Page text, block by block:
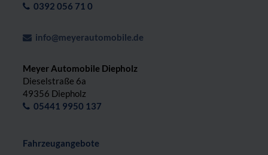
0392 056 71 0
info@meyerautomobile.de
Meyer Automobile Diepholz
Dieselstraße 6a
49356 Diepholz
05441 9950 137
Fahrzeugangebote